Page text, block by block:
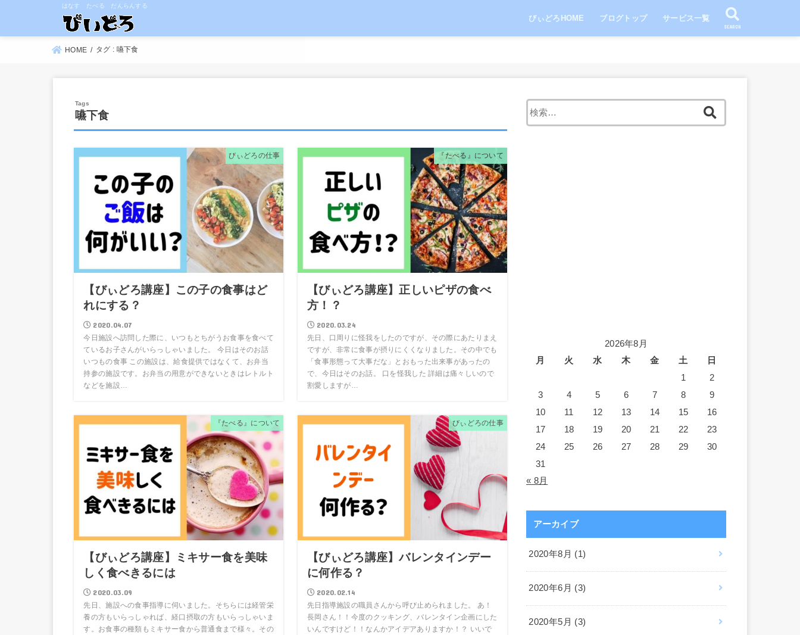
はなす たべる だんらんする
びぃどろHOME ブログトップ サービス一覧
SEARCH
HOME タグ : 嚥下食
嚥下食
びぃどろの仕事
【びぃどろ講座】この子の食事はど
れにする？
2020.04.07
今日施設へ訪問した際に、いつもとちがうお食事を食べて
ているお子さんがいらっしゃいました。 今日はそのお話
いつもの食事 この施設は、給食提供ではなくて、お弁当
持参の施設です。お弁当の用意ができないときはレトルト
などを施設…
『たべる』について
【びぃどろ講座】正しいピザの食べ
方！？
2020.03.24
先日、口周りに怪我をしたのですが、その際にあたりまえ
ですが、非常に食事が摂りにくくなりました。その中でも
「食事形態って大事だな」とおもった出来事があったの
で、今日はそのお話。 口を怪我した 詳細は痛々しいので
割愛しますが…
『たべる』について
【びぃどろ講座】ミキサー食を美味
しく食べきるには
2020.03.09
先日、施設への食事指導に伺いました。そちらには経管栄
養の方もいらっしゃれば、経口摂取の方もいらっしゃいま
す。お食事の種類もミキサー食から普通食まで様々。その
びぃどろの仕事
【びぃどろ講座】バレンタインデー
に何作る？
2020.02.14
先日指導施設の職員さんから呼び止められました。 あ！
長岡さん！！今度のクッキング、バレンタイン企画にした
いんですけど！！なんかアイデアありますか！？ いいで
2026年8月
月
火 水 木 金 土
日
1
2
3
4 5 6 7 8
9
10
11 12 13 14 15
16
17
18 19 20 21 22
23
24
25 26 27 28 29
30
31
« 8月
アーカイブ
2020年8月 (1)
2020年6月 (3)
2020年5月 (3)